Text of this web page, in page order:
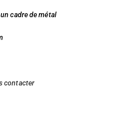
cadre de métal
contacter